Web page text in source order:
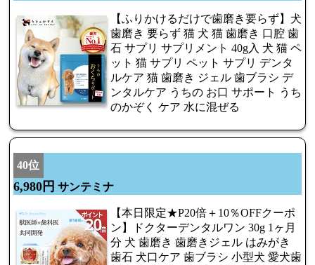
【ふりかけるだけで歯磨き要らず】犬
歯磨き 要らず 猫 犬 猫 歯磨き 口腔 歯
石 サプリ サプリメント 40g入 犬 猫 ペ
ット 猫 サプリ ペット サプリ デンタ
ルケア 猫 歯磨き ジェル 歯ブラシ デ
ンタルケア うちの お口 サポート うち
のかぞく ケア 水に混ぜる
40位
6,980円 サンテミナ
【本日限定★P20倍＋10％OFFクーポ
ン】ドクターデンタルワン 30g 1ヶ月
分 犬 歯磨き 歯磨きジェル はみがき
歯石 犬口ケア 歯ブラシ 小型犬 愛犬歯